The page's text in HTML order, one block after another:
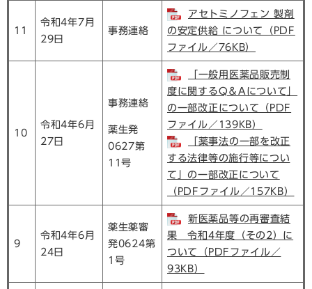
11
令和4年7月
29日
事務連絡
アセトミノフェン 製剤
の安定供給 について（PDF
ファイル／76KB）
10
令和4年6月
27日
事務連絡
薬生発
0627第
11号
「一般用医薬品販売制
度に関するQ＆Aについて」
の一部改正について（PDF
ファイル／139KB）
「薬事法の一部を改正
する法律等の施行等につい
て」の一部改正について
（PDFファイル／157KB）
9
令和4年6月
24日
薬生薬審
発0624第
1号
新医薬品等の再審査結
果 令和4年度（その2）に
ついて（PDFファイル／
93KB）